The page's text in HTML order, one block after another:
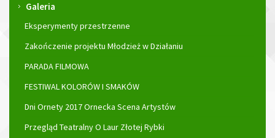
Galeria
Eksperymenty przestrzenne
Zakończenie projektu Młodzież w Działaniu
PARADA FILMOWA
FESTIWAL KOLORÓW I SMAKÓW
Dni Ornety 2017 Ornecka Scena Artystów
Przegląd Teatralny O Laur Złotej Rybki